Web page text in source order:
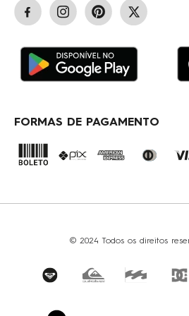
OUTLET
TERMOS E CONDIÇÕES
ENCONTRE UMA LOJA
STATUS DO PEDIDO
COMO COMPRAR
FORMAS DE PAGAMENTO
© 2024 Todos os direitos